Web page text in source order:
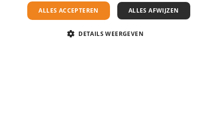
Privacyverklaring
ALLES ACCEPTEREN ALLES AFWIJZEN
DETAILS WEERGEVEN